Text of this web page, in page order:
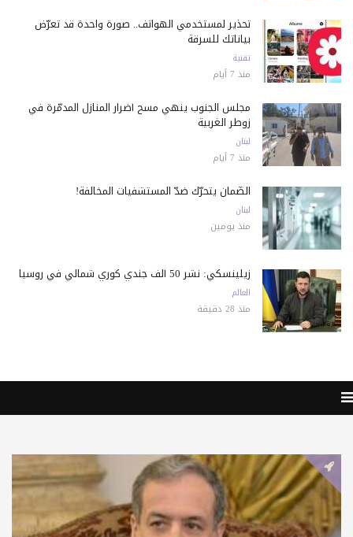
تحذير لمستخدمي الهواتف.. صورة واحدة قد تعرّض
بياناتك للسرقة
تقنية
منذ 7 أيام
مجلس الجنوب ينهي مسح أضرار المنازل المدمّرة في
زوطر الغربية
لبنان
منذ 7 أيام
الضّمان يتحرّك ضدّ المستشفيات المخالفة!
لبنان
منذ يومين
زيلينسكي: نشر 50 ألف جندي كوري شمالي في روسيا
العالم
منذ 28 دقيقة